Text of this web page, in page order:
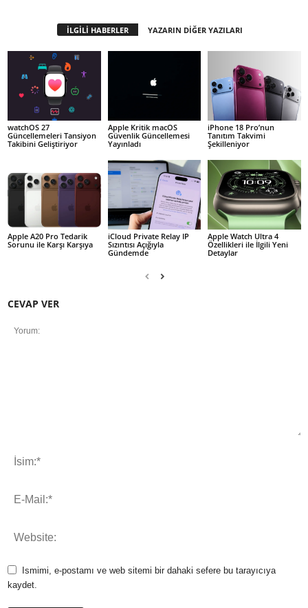
İLGİLİ HABERLER YAZARIN DİĞER YAZILARI
watchOS 27
Güncellemeleri Tansiyon
Takibini Geliştiriyor
Apple Kritik macOS
Güvenlik Güncellemesi
Yayınladı
iPhone 18 Pro’nun
Tanıtım Takvimi
Şekilleniyor
Apple A20 Pro Tedarik
Sorunu ile Karşı Karşıya
iCloud Private Relay IP
Sızıntısı Açığıyla
Gündemde
Apple Watch Ultra 4
Özellikleri ile İlgili Yeni
Detaylar
CEVAP VER
Ismimi, e-postamı ve web sitemi bir dahaki sefere bu tarayıcıya
kaydet.